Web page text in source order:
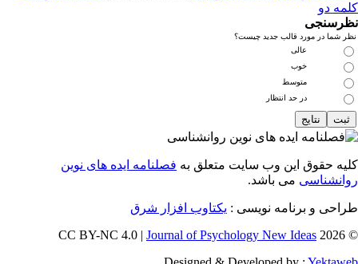
دو
شما در مورد قالب جدید چیست؟
عالی
خوب
متوسط
در حد انتظار
حقوق این وب سایت متعلق بهفصلنامه ایده های نوین
می باشد.
و برنامه نویسی : یکتاوب افزار شرق
©
Journal of Psychology New Ideas